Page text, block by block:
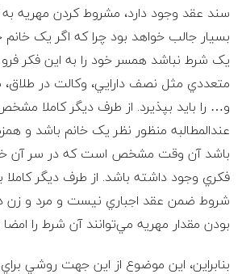
ا
م
سند عقد وجود دارد، مشروط کردن مهريه
بسيار جالب خواهد بود چرا که اگر يک
يک شرط نباشد همسر خود را به اين فکر
متعددي مثل نصف دارايي، وکالت در
و… را بايد بپذيرد. از طرف ديگر کاملا
عندالمطالبه منظور نظر يک خانم باشد و
باشد آن وقت مشخص است که در سر آن
فکري وجود داشته باشد. از طرف ديگر
شروط ضمن عقد اجباري نيست و مرد و زن
بودن مقدار مهريه مي‌توانند آن شرط را امضا
بنابراين، اين موضوع از اين جهت روشي